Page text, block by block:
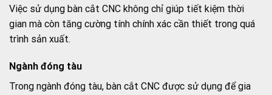
Việc sử dụng bàn cắt CNC không chỉ giúp tiết kiệm thời
gian mà còn tăng cường tính chính xác cần thiết trong quá
trình sản xuất.
Ngành đóng tàu
Trong ngành đóng tàu, bàn cắt CNC được sử dụng để gia